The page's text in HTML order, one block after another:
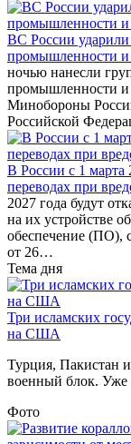
ВС России
промышленности
ночью нанесли
промышленности
Минобороны
Российской
В России с 1 марта
переводах при
2027 года будут
на их устройстве
обеспечение (ПО),
от 26…
Тема дня
Три исламских
на США
Турция, Пакистан
военный блок. Уже
Фото